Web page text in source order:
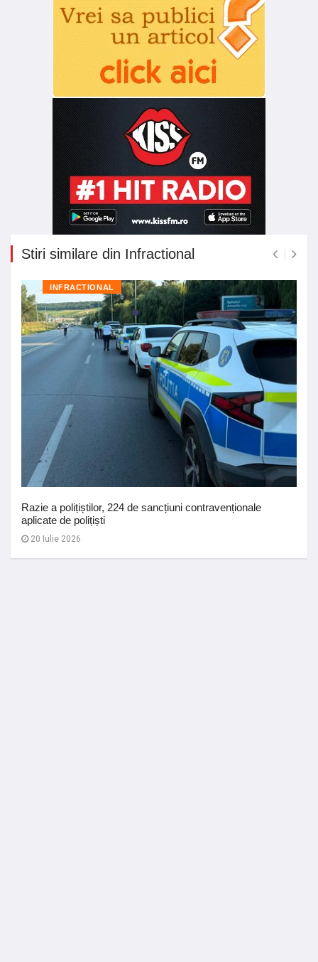
Stiri similare din Infractional
INFRACTIONAL
Razie a polițiștilor, 224 de sancțiuni contravenționale
aplicate de polițiști
20 Iulie 2026